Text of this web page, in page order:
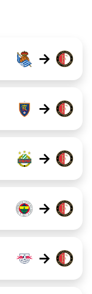
→
→
→
→
→